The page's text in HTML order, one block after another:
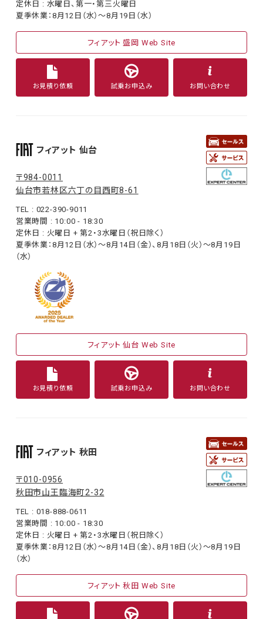
定休日 : 水曜日、第一・第三火曜日
夏季休業：8月12日（水）〜8月19日（水）
フィアット 盛岡 Web Site
お見積り依頼 試乗お申込み お問い合わせ
フィアット 仙台
〒984-0011
仙台市若林区六丁の目西町8-61
TEL : 022-390-9011
営業時間 : 10:00 - 18:30
定休日 : 火曜日 + 第2・3水曜日（祝日除く）
夏季休業：8月12日（水）〜8月14日（金）、8月18日（火）〜8月19日
（水）
フィアット 仙台 Web Site
お見積り依頼 試乗お申込み お問い合わせ
フィアット 秋田
〒010-0956
秋田市山王臨海町2-32
TEL : 018-888-0611
営業時間 : 10:00 - 18:30
定休日 : 火曜日 + 第2・3水曜日（祝日除く）
夏季休業：8月12日（水）〜8月14日（金）、8月18日（火）〜8月19日
（水）
フィアット 秋田 Web Site